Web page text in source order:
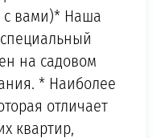
с вами)* Наша
на садовом
* Наиболее
отличает
квартир,